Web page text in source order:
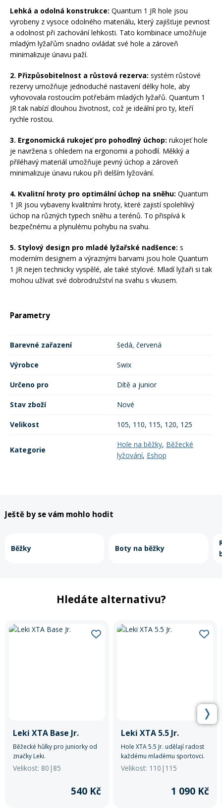
Lehká a odolná konstrukce: Quantum 1 JR hole jsou
vyrobeny z vysoce odolného materiálu, který zajišťuje pevnost
a odolnost při zachování lehkosti. Tato kombinace umožňuje
mladým lyžařům snadno ovládat své hole a zároveň
minimalizuje únavu paží.
2. Přizpůsobitelnost a růstová rezerva: systém růstové
rezervy umožňuje jednoduché nastavení délky hole, aby
vyhovovala rostoucím potřebám mladých lyžařů. Quantum 1
JR tak nabízí dlouhou životnost, což je ideální pro ty, kteří
rychle rostou.
3. Ergonomická rukojeť pro pohodlný úchop: rukojeť hole
je navržena s ohledem na ergonomii a pohodlí. Měkký a
přiléhavý materiál umožňuje pevný úchop a zároveň
minimalizuje únavu rukou při delším lyžování.
4. Kvalitní hroty pro optimální úchop na sněhu: Quantum
1 JR jsou vybaveny kvalitními hroty, které zajistí spolehlivý
úchop na různých typech sněhu a terénů. To přispívá k
bezpečnému a plynulému pohybu na svahu.
5. Stylový design pro mladé lyžařské nadšence: s
moderním designem a výraznými barvami jsou hole Quantum
1 JR nejen technicky vyspělé, ale také stylové. Mladí lyžaři si tak
mohou užívat své dobrodružství na svahu s vkusem.
Parametry
Barevné zařazení šedá, červená
Výrobce Swix
Určeno pro Dítě a junior
Stav zboží Nové
Velikost 105, 110, 115, 120, 125
Kategorie
Hole na běžky, Běžecké
lyžování, Eshop
Ještě by se vám mohlo hodit
Běžky Boty na běžky
Hledáte alternativu?
Leki XTA Base Jr.
Běžecké hůlky pro juniorky od
značky Leki.
Velikost: 80|85
540 Kč
Leki XTA 5.5 Jr.
Hole XTA 5.5 Jr. udělají radost
každému mladému sportovci.
Velikost: 110|115
1 090 Kč